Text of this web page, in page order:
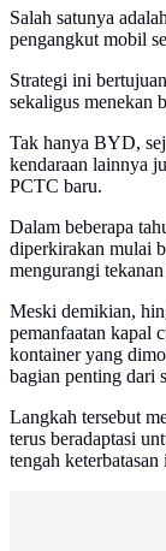
Salah satunya
pengangkut mobil
Strategi ini
sekaligus menekan
Tak hanya BYD,
kendaraan lainnya
PCTC baru.
Dalam beberapa
diperkirakan mulai
mengurangi
Meski demikian,
pemanfaatan kapal
kontainer yang
bagian penting dari
Langkah tersebut
terus beradaptasi
tengah